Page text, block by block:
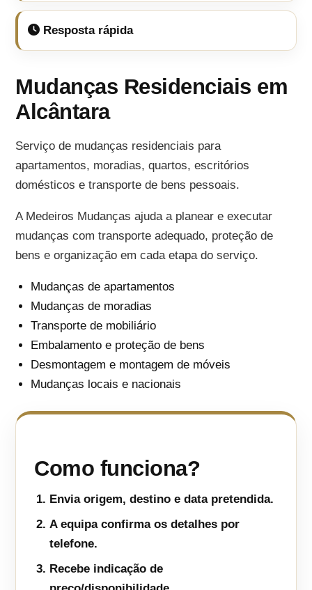
Resposta rápida
Mudanças Residenciais em
Alcântara
Serviço de mudanças residenciais para
apartamentos, moradias, quartos, escritórios
domésticos e transporte de bens pessoais.
A Medeiros Mudanças ajuda a planear e executar
mudanças com transporte adequado, proteção de
bens e organização em cada etapa do serviço.
Mudanças de apartamentos
Mudanças de moradias
Transporte de mobiliário
Embalamento e proteção de bens
Desmontagem e montagem de móveis
Mudanças locais e nacionais
Como funciona?
Envia origem, destino e data pretendida.
A equipa confirma os detalhes por
telefone.
Recebe indicação de